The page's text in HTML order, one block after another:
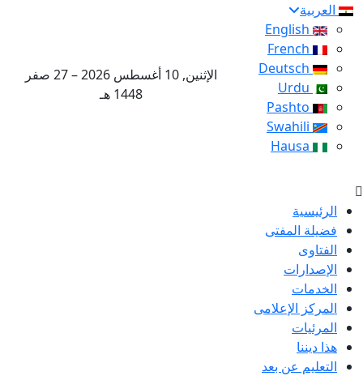
العربية
الإثنين, 10 أغسطس 2026 – 27 صفر
1448 هـ
الرئيسية
فضيلة المفتى
الفتاوى
الإصدارات
الخدمات
المركز الإعلامى
المرئيات
هذا ديننا
التعليم عن بعد